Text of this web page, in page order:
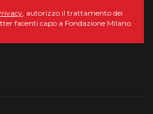
, autorizzo il trattamento dei
facenti capo a Fondazione Milano.